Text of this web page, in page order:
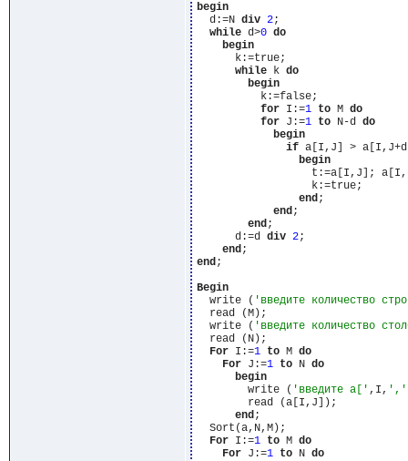
begin
  d:=N
div 2;
while d>0 do
begin
      k:=true;
while k do
begin
          k:=false;
for I:=1 to M do
for J:=1 to N-d do
begin
if a[I,J] >
begin
t:=a[I,J];
                  k:=true;
end;
end;
end;
      d:=d
div 2;
end
end;
Begin
  write (
'введите количество
  read (M);
  write (
'введите количество
  read (N);
For I:=1 to M do
For J:=1 to N do
begin
        write (
'введите a[' ,I, ','
        read (a[I,J]);
end;
  Sort(a,N,M);
For I:=1 to M do
For J:=1 to N do